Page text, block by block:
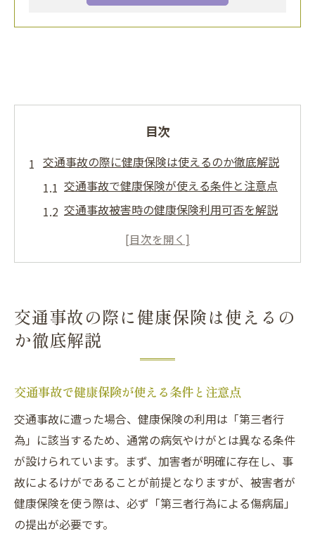
目次
交通事故の際に健康保険は使えるのか徹底解説
交通事故で健康保険が使える条件と注意点
交通事故被害時の健康保険利用可否を解説
交通事故で健康保険を使う際の手続き方法
第三者行為求償と宮城県国民健康保険の実務知
識
交通事故と第三者行為求償の基本を解説
交通事故被害者が知るべき第三者行為求償
交通事故で国民健康保険を使う時の流れ
交通事故における求償事務の具体的手続き
保険証提示が必要な交通事故後の医療手続き
交通事故後の医療機関で保険証提示が必要
な理由
交通事故の際に健康保険は使えるの
か徹底解説
交通事故で健康保険が使える条件と注意点
交通事故に遭った場合、健康保険の利用は「第三者行
為」に該当するため、通常の病気やけがとは異なる条件
が設けられています。まず、加害者が明確に存在し、事
故によるけがであることが前提となりますが、被害者が
健康保険を使う際は、必ず「第三者行為による傷病届」
の提出が必要です。